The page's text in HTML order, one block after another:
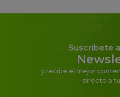
Suscríbete
y recibe el mejor
directo a